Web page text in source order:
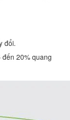
đổi.
20% quang